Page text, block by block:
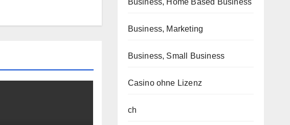
Business, Home Based Business
Business, Marketing
Business, Small Business
Casino ohne Lizenz
ch